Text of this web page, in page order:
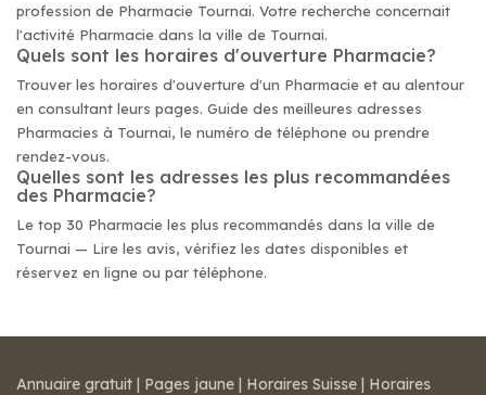
profession de Pharmacie Tournai. Votre recherche concernait
l'activité Pharmacie dans la ville de Tournai.
Quels sont les horaires d'ouverture Pharmacie?
Trouver les horaires d'ouverture d'un Pharmacie et au alentour
en consultant leurs pages. Guide des meilleures adresses
Pharmacies à Tournai, le numéro de téléphone ou prendre
rendez-vous.
Quelles sont les adresses les plus recommandées
des Pharmacie?
Le top 30 Pharmacie les plus recommandés dans la ville de
Tournai — Lire les avis, vérifiez les dates disponibles et
réservez en ligne ou par téléphone.
Annuaire gratuit | Pages jaune | Horaires Suisse | Horaires